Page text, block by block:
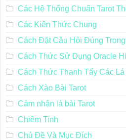
Các Hệ Thống Chuẩn Tarot
Các Kiến Thức Chung
Cách Đặt Câu Hỏi Đúng Trong
Cách Thức Sử Dụng Oracle
Cách Thức Thanh Tẩy Các Lá
Cách Xào Bài Tarot
Cảm nhận lá bài Tarot
Chiêm Tinh
Chủ Đề Và Mục Đích